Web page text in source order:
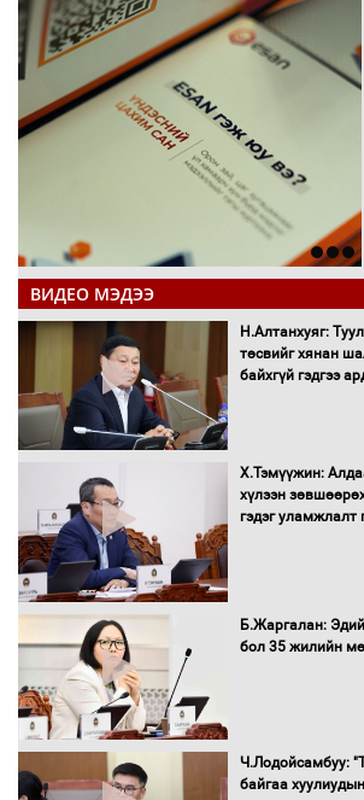
ВИДЕО МЭДЭЭ
Н.Алтанхуяг:
төсвийг хянан
байхгүй гэдгээ
Х.Тэмүүжин:
хүлээн
гэдэг уламжлалт
Б.Жаргалан:
бол 35 жилийн
Ч.Лодойсамбуу:
байгаа